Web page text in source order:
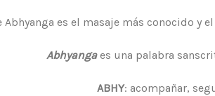
Abhyanga es el masaje más conocido y
Abhyangaes una palabra
ABHY: acompañar,